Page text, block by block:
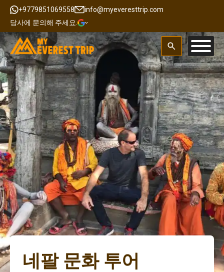
+9779851069558
info@myeveresttrip.com
당사에 문의해 주세요.
네팔 문화 투어